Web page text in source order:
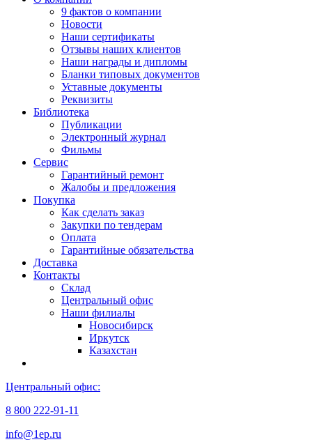
9 фактов о компании
Новости
Наши сертификаты
Отзывы наших клиентов
Наши награды и дипломы
Бланки типовых документов
Уставные документы
Реквизиты
Библиотека
Публикации
Электронный журнал
Фильмы
Сервис
Гарантийный ремонт
Жалобы и предложения
Покупка
Как сделать заказ
Закупки по тендерам
Оплата
Гарантийные обязательства
Доставка
Контакты
Склад
Центральный офис
Наши филиалы
Новосибирск
Иркутск
Казахстан
Центральный офис:
8 800 222-91-11
info@1ep.ru